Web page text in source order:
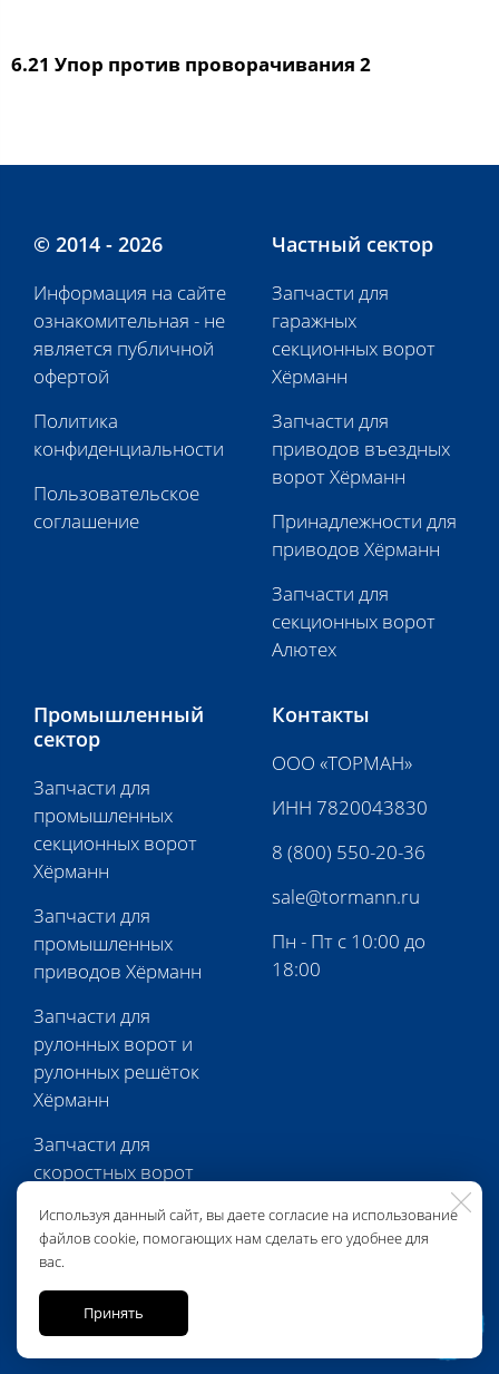
Используя данный сайт, вы даете согласие на использование
файлов cookie, помогающих нам сделать его удобнее для
вас.
Принять
6.21 Упор против проворачивания 2
© 2014 - 2026
Информация на сайте
ознакомительная - не
является публичной
офертой
Политика
конфиденциальности
Пользовательское
соглашение
Частный сектор
Запчасти для
гаражных
секционных ворот
Хёрманн
Запчасти для
приводов въездных
ворот Хёрманн
Принадлежности для
приводов Хёрманн
Запчасти для
секционных ворот
Алютех
Промышленный
сектор
Запчасти для
промышленных
секционных ворот
Хёрманн
Запчасти для
промышленных
приводов Хёрманн
Запчасти для
рулонных ворот и
рулонных решёток
Хёрманн
Запчасти для
скоростных ворот
Запчасти для
перегрузочной
техники Хёрманн
Контакты
ООО «ТОРМАН»
ИНН 7820043830
8 (800) 550-20-36
sale@tormann.ru
Пн - Пт с 10:00 до
18:00